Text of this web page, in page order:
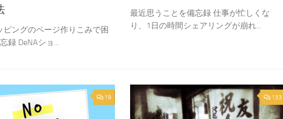
ピングのページ作りこみで困
録 DeNAショ...
最近思うことを備忘録 仕事が忙しくな
り、1日の時間シェアリングが崩れ...
19 133